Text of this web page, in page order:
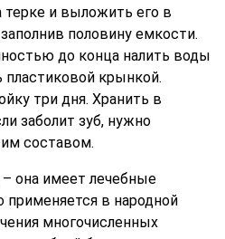
терке и выложить его в
половину емкости.
до конца налить воды
крынкой.
три дня. Хранить в
заболит зуб, нужно
составом.
– она имеет лечебные
применяется в народной
многочисленных